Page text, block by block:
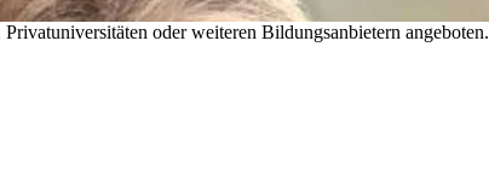
oder weiteren Bildungsanbietern angeboten.